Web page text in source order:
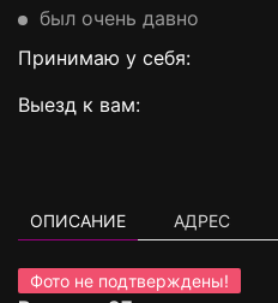
был очень давно
Принимаю у себя:
Выезд к вам:
ОПИСАНИЕ АДРЕС
Фото не подтверждены!